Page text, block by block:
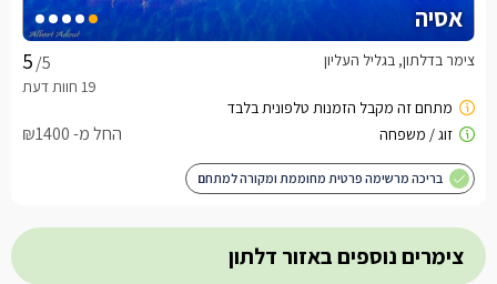
אסיה
/5 צימר בדלתון, בגליל העליון
החל מ- ₪1400
בריכה מרשימה פרטית מחוממת ומקורה למתחם
צימרים נוספים באזור דלתון